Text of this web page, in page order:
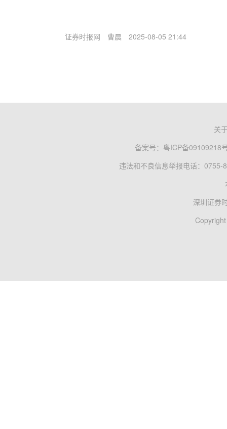
证券时报网 曹晨 2025-08-05 21:44
关
备案号： 粤ICP备09109218
违法和不良信息举报电话：0755-
深圳证券